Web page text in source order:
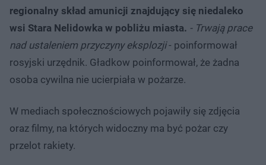
regionalny skład amunicji znajdujący się niedaleko
wsi Stara Nelidowka w pobliżu miasta. - Trwają prace
nad ustaleniem przyczyny eksplozji- poinformował
rosyjski urzędnik. Gładkow poinformował, że żadna
osoba cywilna nie ucierpiała w pożarze.
W mediach społecznościowych pojawiły się zdjęcia
oraz filmy, na których widoczny ma być pożar czy
przelot rakiety.